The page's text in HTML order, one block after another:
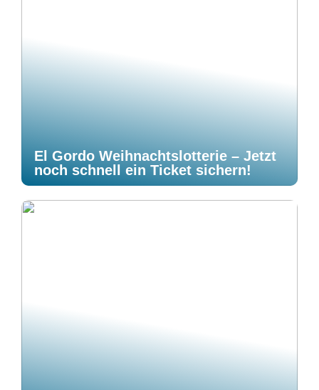
El Gordo Weihnachtslotterie – Jetzt
noch schnell ein Ticket sichern!